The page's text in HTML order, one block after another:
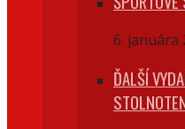
6. januára
ĎALŠÍ